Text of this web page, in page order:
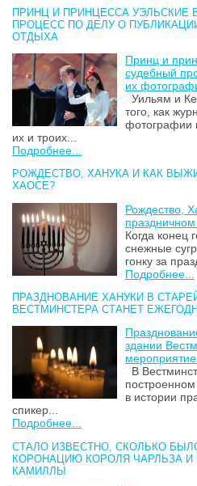
ПРИНЦ И ПРИНЦЕССА УЭЛЬСКИЕ
ПРОЦЕСС ПО ДЕЛУ О
ОТДЫХА
Принц и
судебный
их
Уильям и
того, как
фотографии
их и троих...
Подробнее...
РОЖДЕСТВО, ХАНУКА И КАК
ХАОСЕ?
Рождество,
Когда конец
снежные
гонку за
Подробнее...
ПРАЗДНОВАНИЕ ХАНУКИ В
ВЕСТМИНСТЕРА СТАНЕТ
здании
В
в истории
спикер...
Подробнее...
СТАЛО ИЗВЕСТНО, СКОЛЬКО
КОРОНАЦИЮ КОРОЛЯ ЧАРЛЬЗА
КАМИЛЛЫ